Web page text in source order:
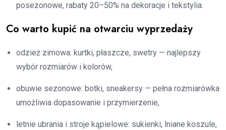
posezonowe, rabaty 20–50% na dekoracje i tekstylia.
Co warto kupić na otwarciu wyprzedaży
odzież zimowa: kurtki, płaszcze, swetry — najlepszy
wybór rozmiarów i kolorów,
obuwie sezonowe: botki, sneakersy — pełna rozmiarówka
umożliwia dopasowanie i przymierzenie,
letnie ubrania i stroje kąpielowe: sukienki, lniane koszule,